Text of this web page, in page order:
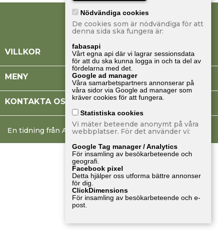
VILLKOR
MENY
KONTAKTA OSS
En tidning från Albinsson & Sjöberg
Nödvändiga cookies
De cookies som är nödvändiga för att
denna sida ska fungera är:
fabasapi
Vårt egna api där vi lagrar sessionsdata
för att du ska kunna logga in och ta del av
fördelarna med det.
Google ad manager
Våra samarbetspartners annonserar på
våra sidor via Google ad manager som
kräver cookies för att fungera.
Statistiska cookies
Vi mäter beteende anonymt på våra
webbplatser. För det använder vi:
Google Tag manager / Analytics
För insamling av besökarbeteende och
geografi.
Facebook pixel
Detta hjälper oss utforma bättre annonser
för dig.
ClickDimensions
För insamling av besökarbeteende och e-
post.